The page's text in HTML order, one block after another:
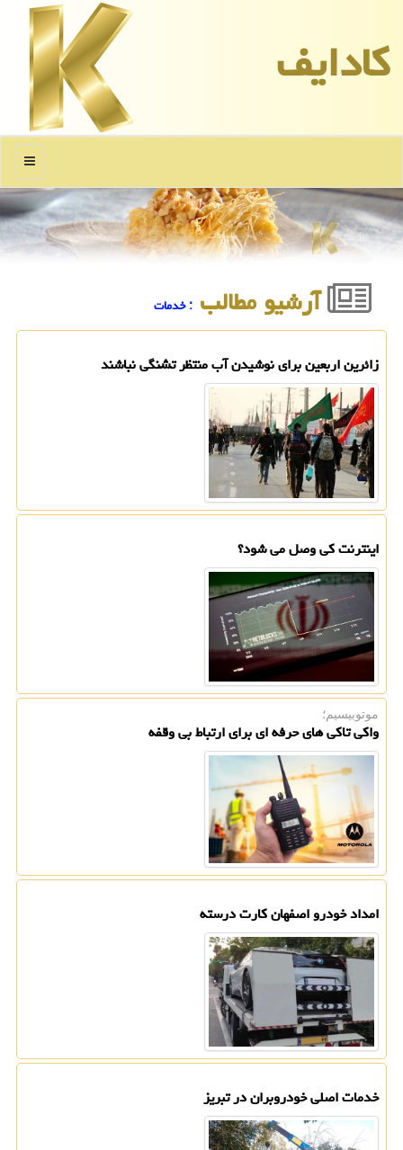
كادایف
منو
آرشیو مطالب : خدمات
زائرین اربعین برای نوشیدن آب منتظر تشنگی نباشند
اینترنت کی وصل می شود؟
موتوبیسیم؛
واکی تاکی های حرفه ای برای ارتباط بی وقفه
امداد خودرو اصفهان کارت درسته
خدمات اصلی خودروبران در تبریز